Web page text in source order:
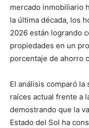
mercado inmobiliario
la última década, los
2026 están logrando
propiedades en un
porcentaje de ahorro
El análisis comparó
raíces actual frente a
demostrando que la
Estado del Sol ha